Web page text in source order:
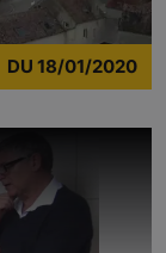
DU 18/01/2020